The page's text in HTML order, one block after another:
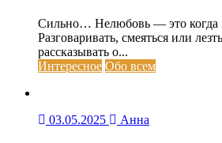
Сильно… Нелюбовь — это когда
Разговаривать, смеяться или
рассказывать о...
Интересное Обо всем
03.05.2025 Анна